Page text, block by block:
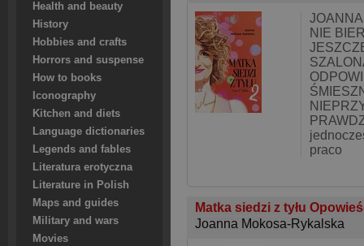
Health and beauty
History
Hobbies and crafts
Horrors and suspense
How to books
Iconography
Kitchen and diets
Language dictionaries
Legends and fables
Literatura erotyczna
Literature in Polish
Maps and guides
Military and wars
Movies
NIE
praco
Matka siedzi z tyłu
Joanna Mokosa-Rykalska